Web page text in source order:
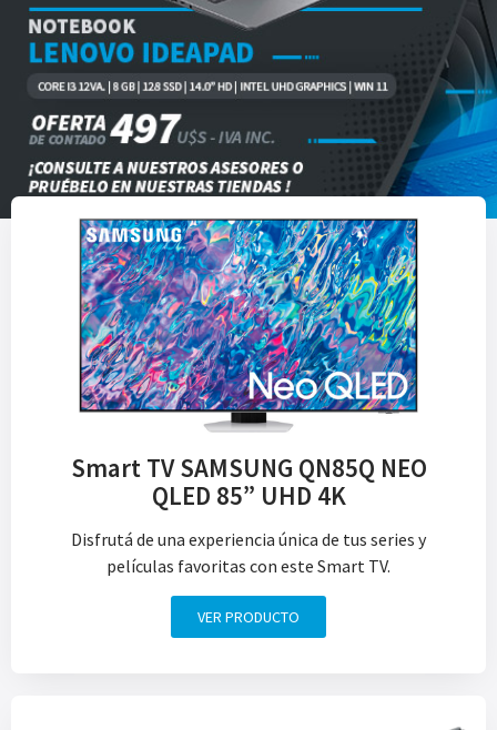
Smart TV SAMSUNG QN85Q NEO
QLED 85” UHD 4K
Disfrutá de una experiencia única de tus series y
películas favoritas con este Smart TV.
VER PRODUCTO